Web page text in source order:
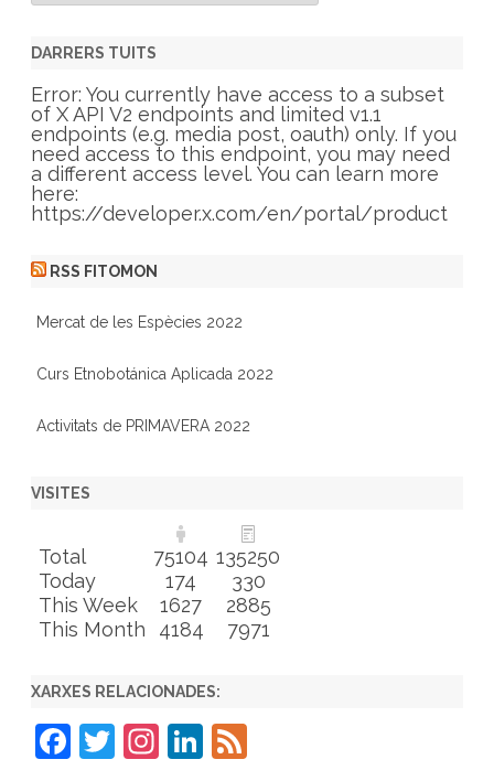
t
g
r
i
e
s
DARRERS TUITS
Error: You currently have access to a subset
of X API V2 endpoints and limited v1.1
endpoints (e.g. media post, oauth) only. If you
need access to this endpoint, you may need
a different access level. You can learn more
here:
https://developer.x.com/en/portal/product
RSS FITOMON
Mercat de les Espècies 2022
Curs Etnobotánica Aplicada 2022
Activitats de PRIMAVERA 2022
VISITES
Total 75104 135250
Today
174
330
This Week
1627
2885
This Month
4184 7971
XARXES RELACIONADES:
F
T
In Li